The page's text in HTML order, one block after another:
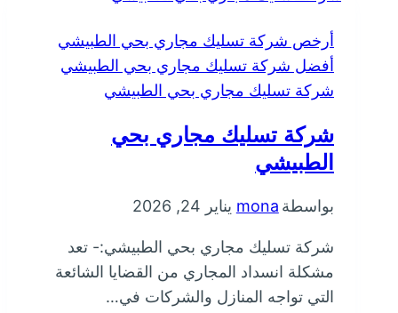
أرخص شركة تسليك مجاري بحي الطبيشي
أفضل شركة تسليك مجاري بحي الطبيشي
شركة تسليك مجاري بحي الطبيشي
شركة تسليك مجاري بحي
الطبيشي
بواسطة mona يناير 24, 2026
شركة تسليك مجاري بحي الطبيشي:- تعد
مشكلة انسداد المجاري من القضايا الشائعة
التي تواجه المنازل والشركات في…